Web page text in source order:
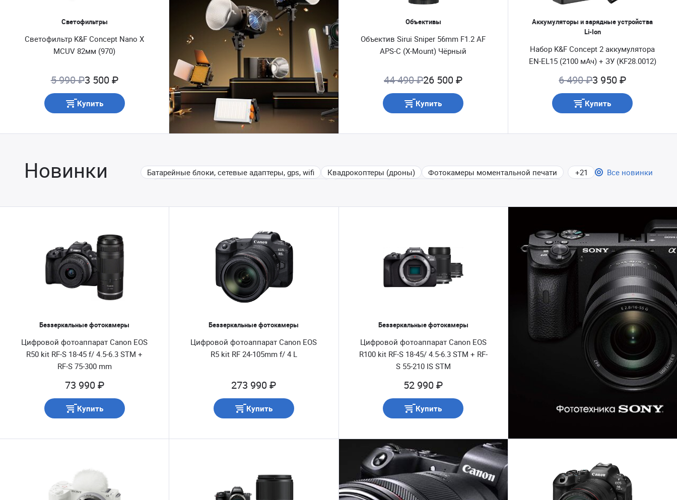
Светофильтры
Светофильтр K&F Concept Nano X
MCUV 82мм (970)
5 990 ₽3 500 ₽
Купить
Объективы
Объектив Sirui Sniper 56mm F1.2 AF
APS-C (X-Mount) Чёрный
44 490 ₽26 500 ₽
Купить
Аккумуляторы и зарядные устройства
Li-Ion
Набор K&F Concept 2 аккумулятора
EN-EL15 (2100 мАч) + ЗУ (KF28.0012)
6 490 ₽3 950 ₽
Купить
Новинки Батарейные блоки, сетевые адаптеры, gps, wifi Квадрокоптеры (дроны)
Фотокамеры моментальной печати
Ремни и системы крепления
Зеркальные фотокамеры
Телескопы, бинокли, микроскопы, тепловизоры и др. оптика
Элементы питания и зарядные устройства AA, AAA
Синхронизаторы, пульты ДУ (разное)
21 Все новинки
Беззеркальные фотокамеры
Цифровой фотоаппарат Canon EOS
R50 kit RF-S 18-45 f/ 4.5-6.3 STM +
RF-S 75-300 mm
73 990 ₽
Купить
Беззеркальные фотокамеры
Цифровой фотоаппарат Canon EOS
R5 kit RF 24-105mm f/ 4 L
273 990 ₽
Купить
Беззеркальные фотокамеры
Цифровой фотоаппарат Canon EOS
R100 kit RF-S 18-45/ 4.5-6.3 STM + RF-
S 55-210 IS STM
52 990 ₽
Купить